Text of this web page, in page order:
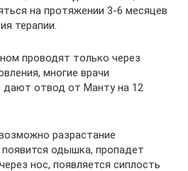
на протяжении 3-6 месяцев
терапии.
проводят только через
многие врачи
дают отвод от Манту на 12
разрастание
одышка, пропадет
нос, появляется сиплость